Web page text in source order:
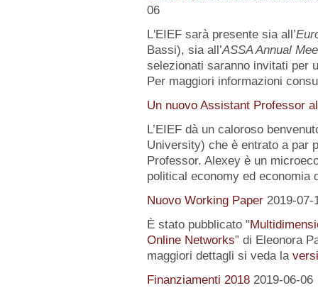
06
L'EIEF sarà presente sia all’
Bassi), sia all’ASSA Annual
selezionati saranno invitati per
Per maggiori informazioni
Un nuovo Assistant Professor
L’EIEF dà un caloroso
University) che è entrato a par
Professor. Alexey è un
political economy ed
Nuovo Working Paper 2019-07-
È stato pubblicato "
Online Networks” di Eleonora
maggiori dettagli si veda la
Finanziamenti 2018 2019-06-06